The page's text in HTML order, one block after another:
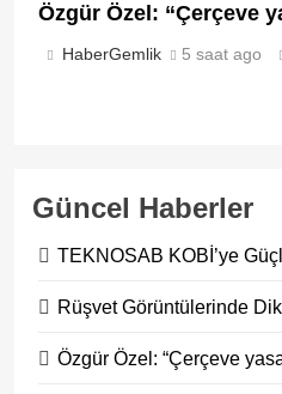
Özgür Özel: “Çerçeve
HaberGemlik 5 saat ago
Güncel Haberler
TEKNOSAB KOBİ’ye
Rüşvet Görüntülerinde
Özgür Özel: “Çerçeve